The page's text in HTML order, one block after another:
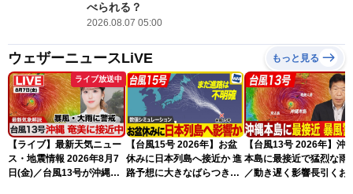
べられる？
2026.08.07 05:00
ウェザーニュースLiVE もっと見る
ライブ放送中
【ライブ】最新天気ニュー
ス・地震情報 2026年8月7
日(金)／台風13号が沖縄・
【台風15号 2026年】お盆
休みに日本列島へ接近か 進
路予想に大きなばらつき
【台風13号 2026年】沖
本島に最接近で猛烈な雨
／動き遅く影響長引くお